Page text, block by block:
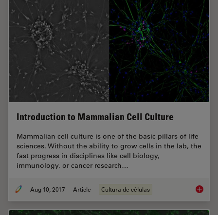
Introduction to Mammalian Cell Culture
Mammalian cell culture is one of the basic pillars of life
sciences. Without the ability to grow cells in the lab, the
fast progress in disciplines like cell biology,
immunology, or cancer research…
Aug 10, 2017 Article Cultura de células